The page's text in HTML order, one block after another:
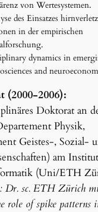
von Wertesystemen.
des Einsatzes
in der empirischen
dynamics in
and
(2000-2006):
Doktorat an
Physik,
Geistes-, Sozial-
am
(Uni/ETH
Dr. sc. ETH Zürich
role of spike patterns